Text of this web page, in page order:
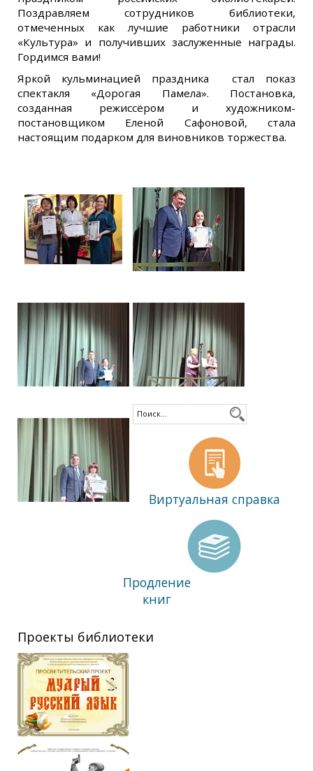
Поздравляем сотрудников библиотеки,
отмеченных как лучшие работники отрасли
«Культура» и получивших заслуженные награды.
Гордимся вами!
Яркой кульминацией праздника стал показ
спектакля «Дорогая Памела». Постановка,
созданная режиссёром и художником-
постановщиком Еленой Сафоновой, стала
настоящим подарком для виновников торжества.
Виртуальная справка
Продление
книг
Проекты библиотеки